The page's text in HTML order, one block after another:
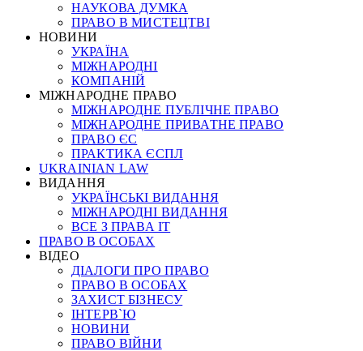
НАУКОВА ДУМКА
ПРАВО В МИСТЕЦТВІ
НОВИНИ
УКРАЇНА
МІЖНАРОДНІ
КОМПАНІЙ
МІЖНАРОДНЕ ПРАВО
МІЖНАРОДНЕ ПУБЛІЧНЕ ПРАВО
МІЖНАРОДНЕ ПРИВАТНЕ ПРАВО
ПРАВО ЄС
ПРАКТИКА ЄСПЛ
UKRAINIAN LAW
ВИДАННЯ
УКРАЇНСЬКІ ВИДАННЯ
МІЖНАРОДНІ ВИДАННЯ
ВСЕ З ПРАВА ІТ
ПРАВО В ОСОБАХ
ВІДЕО
ДІАЛОГИ ПРО ПРАВО
ПРАВО В ОСОБАХ
ЗАХИСТ БІЗНЕСУ
ІНТЕРВ`Ю
НОВИНИ
ПРАВО ВІЙНИ